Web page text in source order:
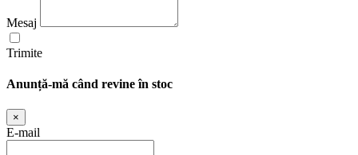
Mesaj
Trimite
Anunță-mă când revine în stoc
×
E-mail